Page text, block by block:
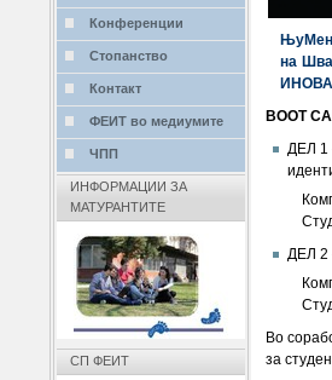
на
BOOT
ДЕЛ 1
ДЕЛ 2
Во
за
Конференции
Стопанство
Контакт
ФЕИТ во медиумите
ЧПП
ИНФОРМАЦИИ ЗА
МАТУРАНТИТЕ
СП ФЕИТ